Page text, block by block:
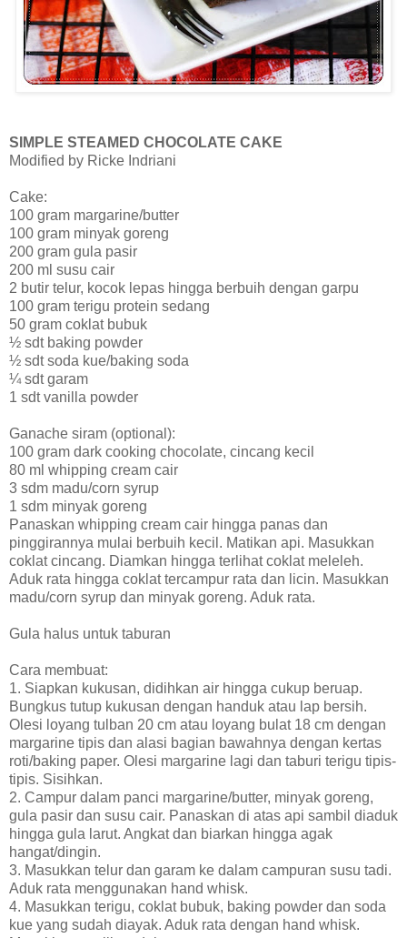
SIMPLE STEAMED CHOCOLATE CAKE
Modified by Ricke Indriani
Cake:
100 gram margarine/butter
100 gram minyak goreng
200 gram gula pasir
200 ml susu cair
2 butir telur, kocok lepas hingga berbuih dengan garpu
100 gram terigu protein sedang
50 gram coklat bubuk
½ sdt baking powder
½ sdt soda kue/baking soda
¼ sdt garam
1 sdt vanilla powder
Ganache siram (optional):
100 gram dark cooking chocolate, cincang kecil
80 ml whipping cream cair
3 sdm madu/corn syrup
1 sdm minyak goreng
Panaskan whipping cream cair hingga panas dan
pinggirannya mulai berbuih kecil. Matikan api. Masukkan
coklat cincang. Diamkan hingga terlihat coklat meleleh.
Aduk rata hingga coklat tercampur rata dan licin. Masukkan
madu/corn syrup dan minyak goreng. Aduk rata.
Gula halus untuk taburan
Cara membuat:
1. Siapkan kukusan, didihkan air hingga cukup beruap.
Bungkus tutup kukusan dengan handuk atau lap bersih.
Olesi loyang tulban 20 cm atau loyang bulat 18 cm dengan
margarine tipis dan alasi bagian bawahnya dengan kertas
roti/baking paper. Olesi margarine lagi dan taburi terigu tipis-
tipis. Sisihkan.
2. Campur dalam panci margarine/butter, minyak goreng,
gula pasir dan susu cair. Panaskan di atas api sambil diaduk
hingga gula larut. Angkat dan biarkan hingga agak
hangat/dingin.
3. Masukkan telur dan garam ke dalam campuran susu tadi.
Aduk rata menggunakan hand whisk.
4. Masukkan terigu, coklat bubuk, baking powder dan soda
kue yang sudah diayak. Aduk rata dengan hand whisk.